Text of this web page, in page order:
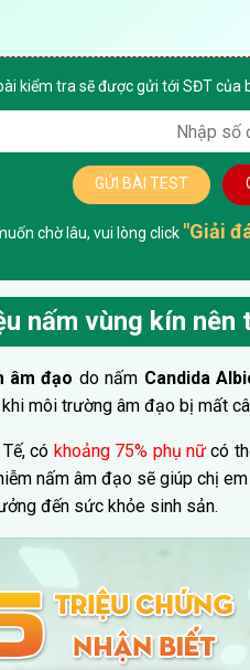
kiểm tra sẽ được gửi tới SĐT
GỬI BÀI TEST
chờ lâu, vui lòng click "Giải
nấm vùng kín nên
âm đạo do nấm Candida
môi trường âm đạo bị mất
có khoảng 75% phụ nữcó
nấm âm đạo sẽ giúp chị
đến sức khỏe sinh sản.